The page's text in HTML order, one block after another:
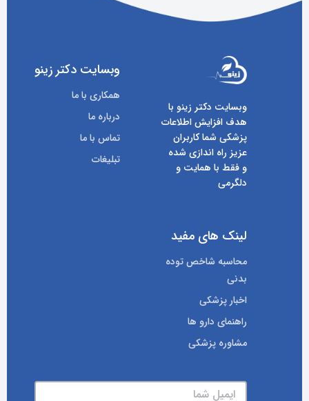
وبسایت دکتر زینو با
هدف افزایش اطلاعات
پزشکی شما کاربران
عزیز راه اندازی شده
و فقط با همایت و
دلگرمی
وبسایت دکتر زینو
همکاری با ما
درباره ما
تماس با ما
تبلیغات
لینک های مفید
محاسبه شاخص توده
بدنی
اخبار پزشکی
راهنمای دارو ها
مشاوره پزشکی